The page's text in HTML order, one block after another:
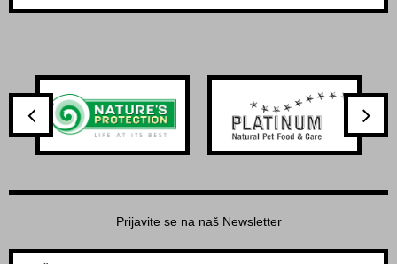
Prijavite se na naš Newsletter